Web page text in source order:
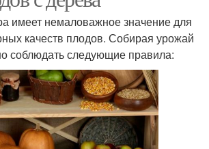
имеет немаловажное значение для
качеств плодов. Собирая урожай
соблюдать следующие правила: